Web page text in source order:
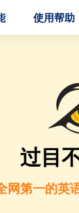
使用帮助
过目
网第一的英